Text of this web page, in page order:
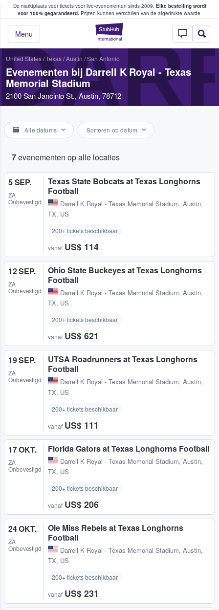
De marktplaats voor tickets voor live-evenementen sinds 2009. Elke bestelling wordt
voor 100% gegarandeerd.Prijzen kunnen verschillen van de afgedrukte waarde.
StubHub: waar
Menu
tickets kopen en verkopen
United States/Texas/Austin / San Antonio
Evenementen bij Darrell K Royal - Texas
Memorial Stadium
2100 San Jancinto St., Austin, 78712
Alle datums Sorteren op datum
7evenementen op alle locaties
5 SEP.
ZA
Onbevestigd
Texas State Bobcats at Texas Longhorns
Football
Darrell K Royal - Texas Memorial Stadium, Austin,
TX, US
200+ tickets beschikbaar
vanaf US$ 114
12 SEP.
ZA
Onbevestigd
Ohio State Buckeyes at Texas Longhorns
Football
Darrell K Royal - Texas Memorial Stadium, Austin,
TX, US
200+ tickets beschikbaar
vanaf US$ 621
19 SEP.
ZA
Onbevestigd
UTSA Roadrunners at Texas Longhorns
Football
Darrell K Royal - Texas Memorial Stadium, Austin,
TX, US
200+ tickets beschikbaar
vanaf US$ 111
17 OKT.
ZA
Onbevestigd
Florida Gators at Texas Longhorns Football
Darrell K Royal - Texas Memorial Stadium, Austin,
TX, US
200+ tickets beschikbaar
vanaf US$ 206
24 OKT.
ZA
Onbevestigd
Ole Miss Rebels at Texas Longhorns
Football
Darrell K Royal - Texas Memorial Stadium, Austin,
TX, US
200+ tickets beschikbaar
vanaf US$ 231